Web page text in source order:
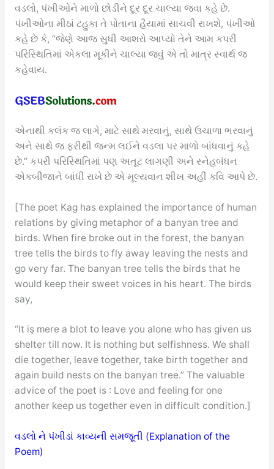
વડલો, પંખીઓને માળો છોડીને દૂર દૂર ચાલ્યા જવા કહે છે.
પંખીઓના મીઠાં ટહુકા તે પોતાના હૈયામાં સાચવી રાખશે, પંખીઓ
કહે છે કે, “જેણે આજ સુધી આશરો આપ્યો તેને આમ કપરી
પરિસ્થિતિમાં એકલા મૂકીને ચાલ્યા જવું એ તો માત્ર સ્વાર્થ જ
કહેવાય.
એનાથી કલંક જ લાગે, માટે સાથે મરવાનું, સાથે ઉચાળા ભરવાનું
અને સાથે જ ફરીથી જન્મ લઈને વડલા પર માળો બાંધવાનું કહે
છે.” કપરી પરિસ્થિતિમાં પણ અતૂટ લાગણી અને સ્નેહબંધન
એકબીજાને બાંધી રાખે છે એ મૂલ્યવાન શીખ અહીં કવિ આપે છે.
[The poet Kag has explained the importance of human
relations by giving metaphor of a banyan tree and
birds. When fire broke out in the forest, the banyan
tree tells the birds to fly away leaving the nests and
go very far. The banyan tree tells the birds that he
would keep their sweet voices in his heart. The birds
say,
“It iş mere a blot to leave you alone who has given us
shelter till now. It is nothing but selfishness. We shall
die together, leave together, take birth together and
again build nests on the banyan tree.” The valuable
advice of the poet is : Love and feeling for one
another keep us together even in difficult condition.]
વડલો ને પંખીડાં કાવ્યની સમજૂતી (Explanation of the
Poem)